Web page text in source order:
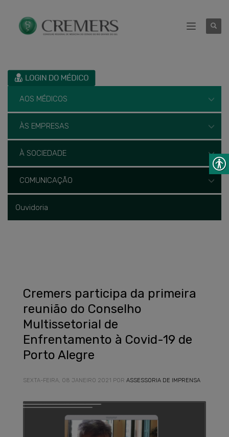
AOS MÉDICOS
ÀS EMPRESAS
À SOCIEDADE
COMUNICAÇÃO
Ouvidoria
Cremers participa da primeira
reunião do Conselho
Multissetorial de
Enfrentamento à Covid-19 de
Porto Alegre
SEXTA-FEIRA, 08 JANEIRO 2021 POR ASSESSORIA DE IMPRENSA